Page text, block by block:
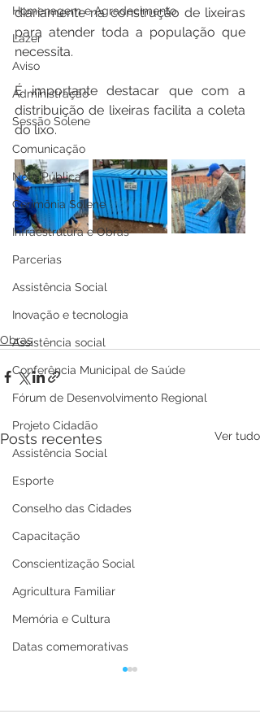
Homenagem e Agradecimento
Lazer
Aviso
Administração
Sessão Solene
Comunicação
Nota Pública
Cerimônia Solene
Infraestrutura e Obras
Parcerias
Assistência Social
Inovação e tecnologia
Assistência social
Conferência Municipal de Saúde
Fórum de Desenvolvimento Regional
Projeto Cidadão
Assistência Social
Esporte
Conselho das Cidades
Capacitação
Conscientização Social
Agricultura Familiar
Memória e Cultura
Datas comemorativas
diariamente na construção de lixeiras
para atender toda a população que
necessita.
É importante destacar que com a
distribuição de lixeiras facilita a coleta
do lixo.
Obras
Posts recentes Ver tudo